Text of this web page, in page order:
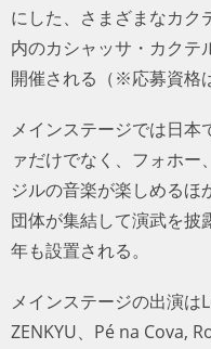
にした、さまざまなカク
内のカシャッサ・カクテ
開催される（※応募資格
メインステージでは日本
ァだけでなく、フォホー
ジルの音楽が楽しめるほ
団体が集結して演武を披
年も設置される。
メインステージの出演は
ZENKYU、Pé na Cova,